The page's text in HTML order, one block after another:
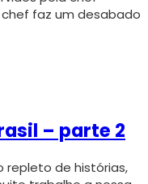
chef faz um desabado
– parte 2
repleto de histórias,